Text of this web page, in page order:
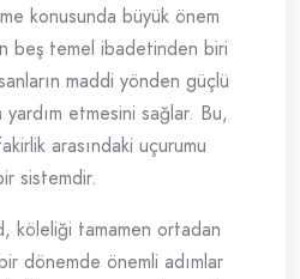
konusunda büyük önem
beş temel ibadetinden biri
maddi yönden güçlü
yardım etmesini sağlar. Bu,
arasındaki uçurumu
sistemdir.
köleliği tamamen ortadan
dönemde önemli adımlar